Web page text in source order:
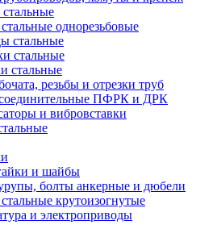
однорезьбовые
стальные
стальные
стальные
резьбы и отрезки труб
ПФРК и ДРК
и вибровставки
и шайбы
болты анкерные и дюбели
крутоизогнутые
и электроприводы